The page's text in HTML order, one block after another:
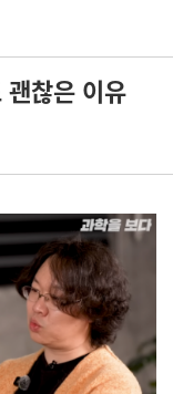
찮은 이유